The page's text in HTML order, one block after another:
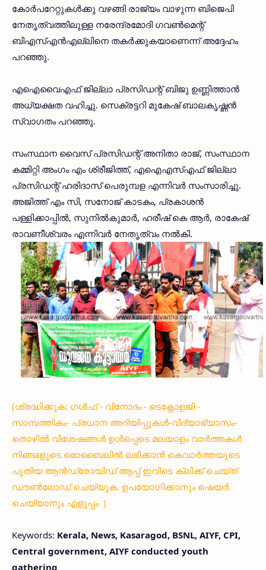
കോര്‍പറേറ്റുകള്‍ക്കു വഴങ്ങി രാജ്യം വാഴുന്ന ബിജെപി
നേതൃത്വത്തിലുള്ള നരേന്ദ്രമോദി ഗവണ്‍മെന്റ്
ബിഎസ്എന്‍എല്ലിനെ തകര്‍ക്കുകയാണെന്ന് അദ്ദേഹം
പറഞ്ഞു.
എഐവൈഎഫ് ജില്ലാ പ്രസിഡന്റ് ബിജു ഉണ്ണിത്താന്‍
അധ്യക്ഷത വഹിച്ചു. സെക്രട്ടറി മുകേഷ് ബാലകൃഷ്ണന്‍
സ്വാഗതം പറഞ്ഞു.
സംസ്ഥാന വൈസ് പ്രസിഡന്റ് അനിതാ രാജ്, സംസ്ഥാന
കമ്മിറ്റി അംഗം എം ശ്രീജിത്ത്, എഐഎസ്എഫ് ജില്ലാ
പ്രസിഡന്റ് ഹരിദാസ് പെരുമ്പള എന്നിവര്‍ സംസാരിച്ചു.
അജിത്ത് എം സി, സനോജ് കാടകം, പ്രകാശന്‍
പള്ളിക്കാപ്പില്‍, സുനില്‍കുമാര്‍, ഹരീഷ് കെ ആര്‍, രാകേഷ്
രാവണീശ്വരം എന്നിവര്‍ നേതൃത്വം നല്‍കി.
(ശ്രദ്ധിക്കുക: ഗൾഫ് - വിനോദം - ടെക്നോളജി -
സാമ്പത്തികം- പ്രധാന അറിയിപ്പുകൾ-വിദ്യാഭ്യാസം-
തൊഴിൽ വിശേഷങ്ങൾ ഉൾപ്പെടെ മലയാളം വാർത്തകൾ
നിങ്ങaളുടെ മൊബൈലിൽ ലഭിക്കാൻ കെവാർത്തയുടെ
പുതിയ ആൻഡ്രോയിഡ് ആപ്പ് ഇവിടെ ക്ലിക്ക് ചെയ്ത്
ഡൗൺലോഡ് ചെയ്യുക. ഉപയോഗിക്കാനും ഷെയർ
ചെയ്യാനും എളുപ്പം )
Keywords: Kerala, News, Kasaragod, BSNL, AIYF, CPI,
Central government, AIYF conducted youth
gathering